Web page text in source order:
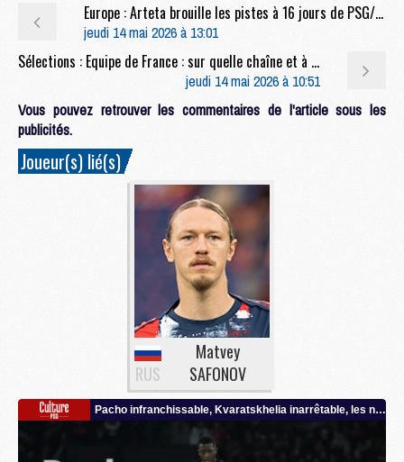
Europe : Arteta brouille les pistes à 16 jours de PSG/Arsenal
jeudi 14 mai 2026 à 13:01
Sélections : Equipe de France : sur quelle chaîne et à quelle heure suivre l'annonce de la liste pour la Coupe du monde 2026 ?
jeudi 14 mai 2026 à 10:51
Vous pouvez retrouver les commentaires de l'article sous les
publicités.
Joueur(s) lié(s)
RUS
Matvey
SAFONOV